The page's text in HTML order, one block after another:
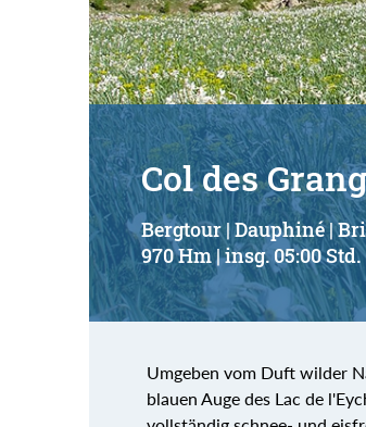
Suchbegriff:
Col des
Bergtour | Dauphiné |
970 Hm | insg. 05:00
Umgeben vom Duft wilder
blauen Auge des Lac de